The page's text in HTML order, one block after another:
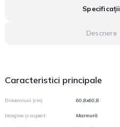
Specificații
Descriere
Caracteristici principale
Dimensiuni (cm) 60,8x60,8
Imagine și aspect: Marmură